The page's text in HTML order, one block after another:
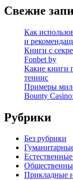
Свежие
Как
и
Книги с
Fonbet by
Какие книги
теннис
Примеры
Bounty
Рубрики
Без рубрики
Прикладные